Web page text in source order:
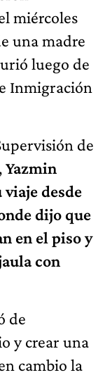
miércoles
una madre
luego de
Inmigración
de
Yazmin
viaje desde
dijo que
en el piso y
con
de
y crear una
cambio la